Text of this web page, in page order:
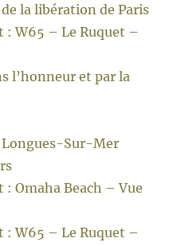
la libération de Paris
W65 – Le Ruquet –
l’honneur et par la
Sur-Mer
Omaha Beach – Vue
W65 – Le Ruquet –